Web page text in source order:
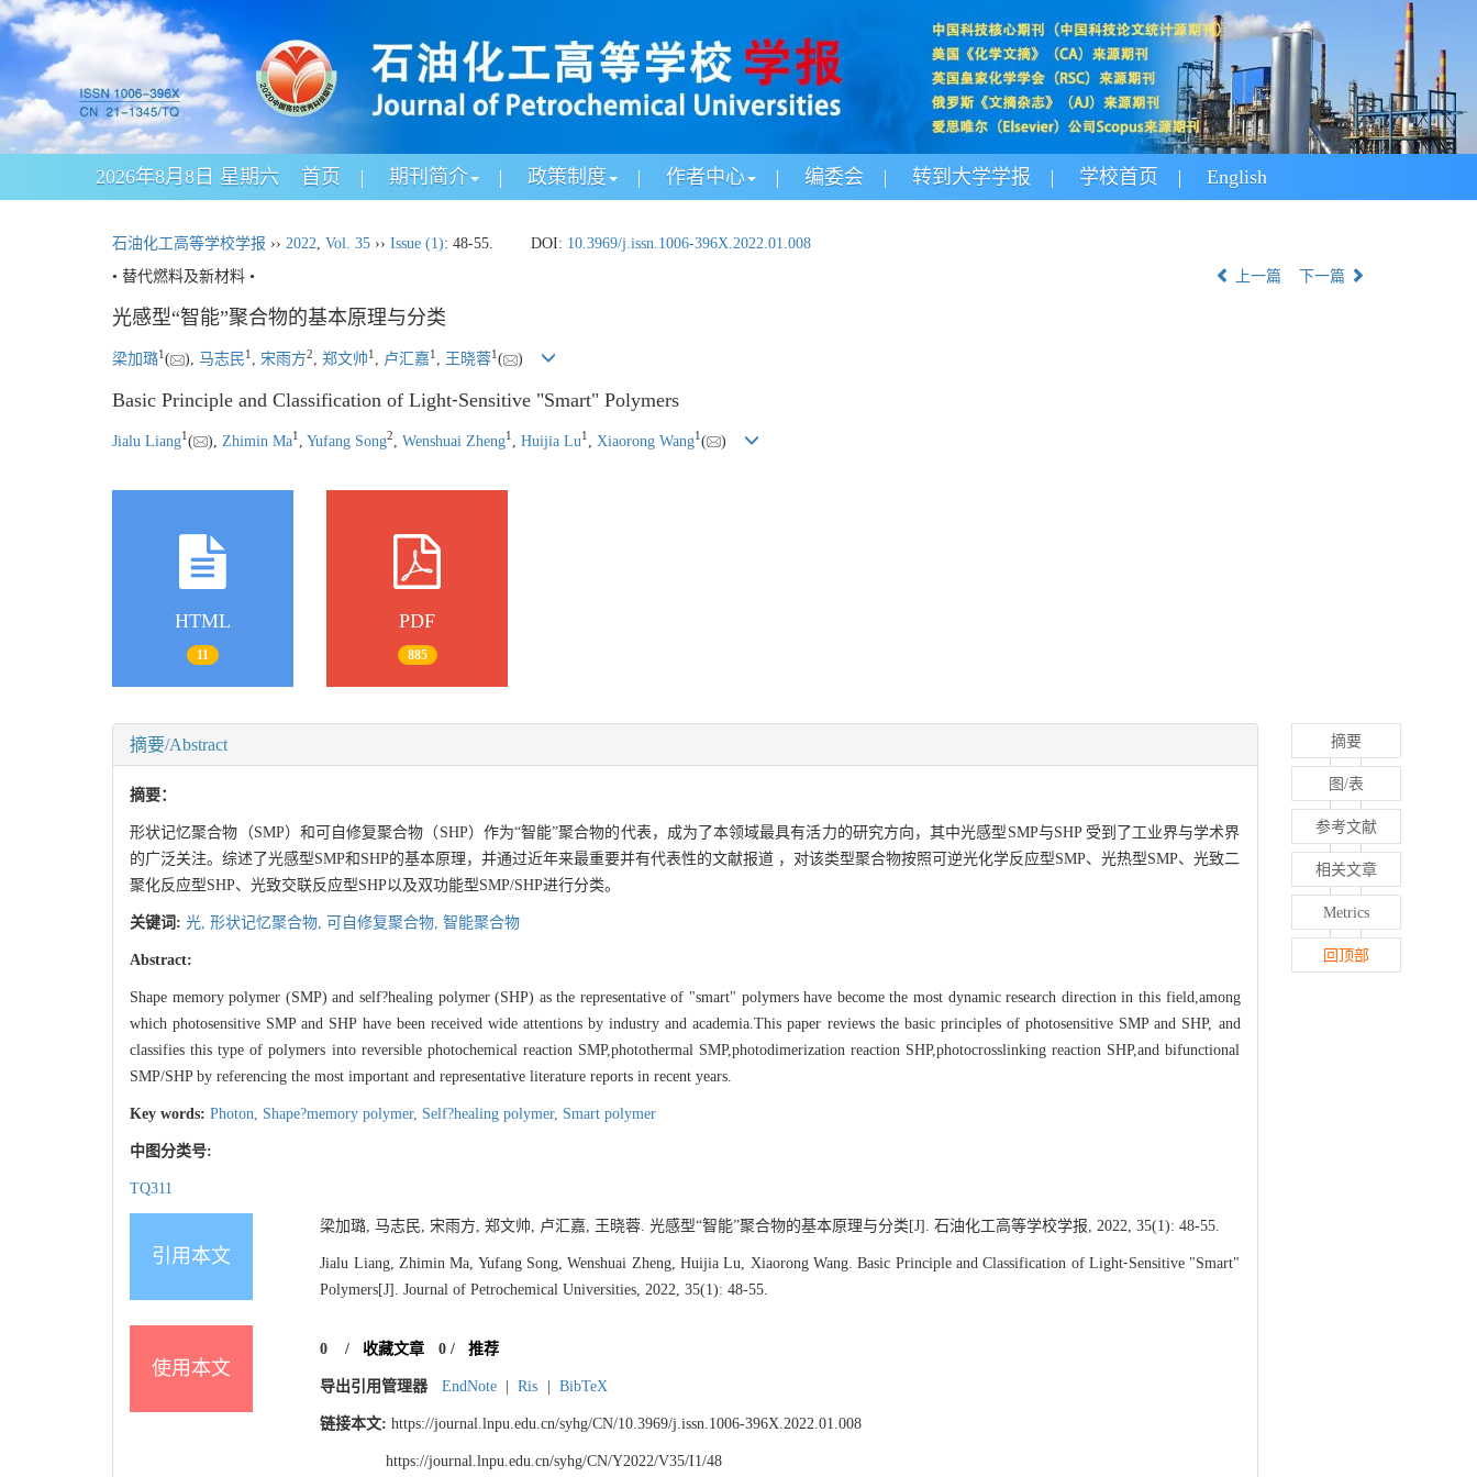
2026年8月8日 星期六 首页 期刊简介 政策制度 作者中心 编委会 转到大学学报 学校首页 English
石油化工高等学校学报 ›› 2022, Vol. 35 ›› Issue (1): 48-55. DOI: 10.3969/j.issn.1006-396X.2022.01.008
• 替代燃料及新材料 •
上一篇 下一篇
光感型“智能”聚合物的基本原理与分类
梁加璐1 ( ), 马志民1 宋雨方2 郑文帅1 卢汇嘉1 王晓蓉1 ( )
Basic Principle and Classification of Light⁃Sensitive "Smart" Polymers
Jialu Liang1( ), Zhimin Ma1 Yufang Song2 Wenshuai Zheng1 Huijia Lu1 Xiaorong Wang1( )
HTML
11
PDF
885
摘要/Abstract
摘要：
形状记忆聚合物（SMP）和可自修复聚合物（SHP）作为“智能”聚合物的代表，成为了本领域最具有活力的研究方向，其中光感型SMP与SHP 受到了工业界与学术界
的广泛关注。综述了光感型SMP和SHP的基本原理，并通过近年来最重要并有代表性的文献报道 ，对该类型聚合物按照可逆光化学反应型SMP、光热型SMP、光致二
聚化反应型SHP、光致交联反应型SHP以及双功能型SMP/SHP进行分类。
关键词: 光, 形状记忆聚合物, 可自修复聚合物, 智能聚合物
Abstract:
Shape memory polymer (SMP) and self?healing polymer (SHP) as the representative of "smart" polymers have become the most dynamic research direction in this field,among
which photosensitive SMP and SHP have been received wide attentions by industry and academia.This paper reviews the basic principles of photosensitive SMP and SHP, and
classifies this type of polymers into reversible photochemical reaction SMP,photothermal SMP,photodimerization reaction SHP,photocrosslinking reaction SHP,and bifunctional
SMP/SHP by referencing the most important and representative literature reports in recent years.
Key words: Photon, Shape?memory polymer, Self?healing polymer, Smart polymer
中图分类号:
TQ311
引用本文
梁加璐, 马志民, 宋雨方, 郑文帅, 卢汇嘉, 王晓蓉. 光感型“智能”聚合物的基本原理与分类[J]. 石油化工高等学校学报, 2022, 35(1): 48-55.
Jialu Liang, Zhimin Ma, Yufang Song, Wenshuai Zheng, Huijia Lu, Xiaorong Wang. Basic Principle and Classification of Light⁃Sensitive "Smart"
Polymers[J]. Journal of Petrochemical Universities, 2022, 35(1): 48-55.
使用本文
0 / 收藏文章 0/ 推荐
导出引用管理器 EndNote | Ris | BibTeX
链接本文: https://journal.lnpu.edu.cn/syhg/CN/10.3969/j.issn.1006-396X.2022.01.008
https://journal.lnpu.edu.cn/syhg/CN/Y2022/V35/I1/48
摘要
图/表
参考文献
相关文章
Metrics
回顶部